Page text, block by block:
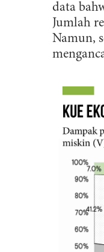
data
Jumlah
Namun,